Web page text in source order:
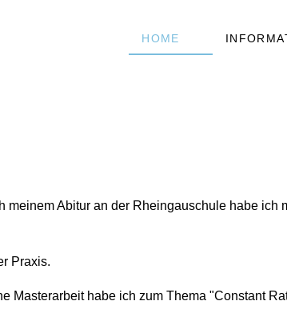
HOME
Abitur an der Rheingauschule habe ich
Praxis.
Masterarbeit habe ich zum Thema "Constant